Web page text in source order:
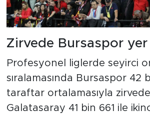
Zirvede Bursaspor yer
Profesyonel liglerde seyirci
sıralamasında Bursaspor 42
taraftar ortalamasıyla zirvede
Galatasaray 41 bin 661 ile